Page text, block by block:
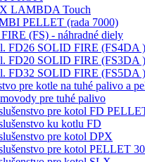
LAMBDA Touch
PELLET (rada 7000)
(FS) - náhradné diely
FD26 SOLID FIRE (FS4DA
FD20 SOLID FIRE (FS3DA
FD32 SOLID FIRE (FS5DA
pre kotle na tuhé palivo a
pre tuhé palivo
pre kotol FD
ku kotlu FD
pre kotol DPX
pre kotol PELLET